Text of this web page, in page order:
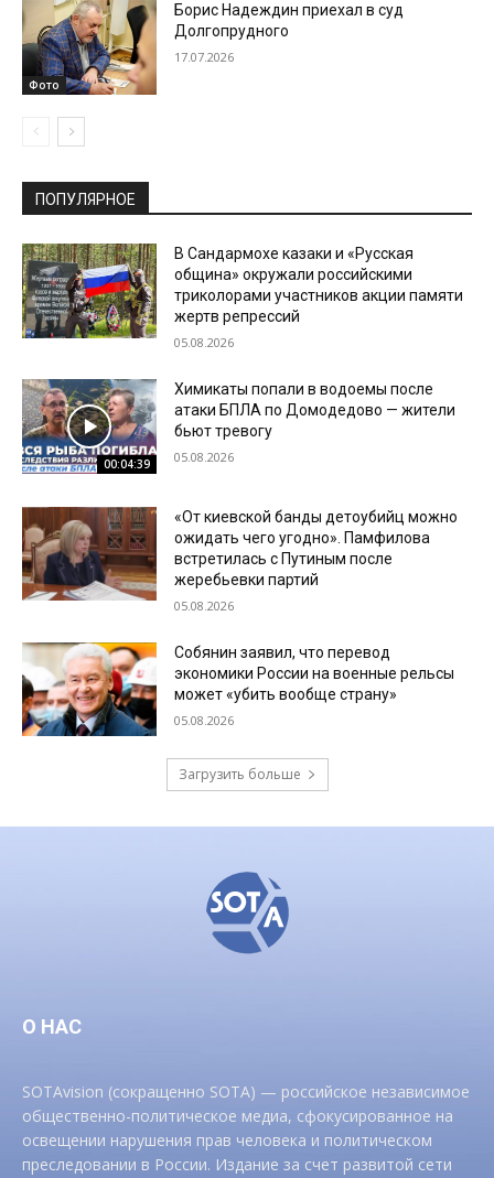
Фото
Борис Надеждин приехал в суд
Долгопрудного
17.07.2026
ПОПУЛЯРНОЕ
В Сандармохе казаки и «Русская
община» окружали российскими
триколорами участников акции памяти
жертв репрессий
05.08.2026
00:04:39
Химикаты попали в водоемы после
атаки БПЛА по Домодедово — жители
бьют тревогу
05.08.2026
«От киевской банды детоубийц можно
ожидать чего угодно». Памфилова
встретилась с Путиным после
жеребьевки партий
05.08.2026
Собянин заявил, что перевод
экономики России на военные рельсы
может «убить вообще страну»
05.08.2026
Загрузить больше
О НАС
SOTAvision (сокращенно SOTA) — российское независимое
общественно-политическое медиа, сфокусированное на
освещении нарушения прав человека и политическом
преследовании в России. Издание за счет развитой сети